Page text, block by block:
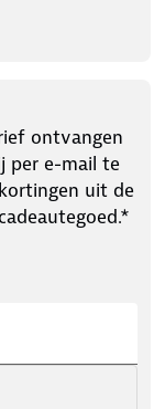
ontvangen
per e-mail te
uit de